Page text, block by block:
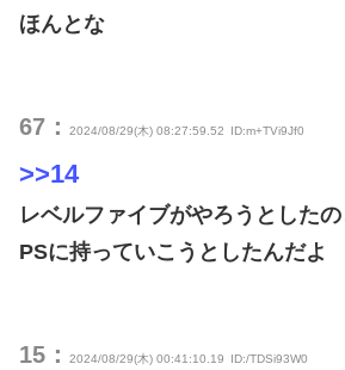
ほんとな
67： 2024/08/29(木) 08:27:59.52 ID:m+TVi9Jf0
>>14
レベルファイブがやろうとした
PSに持っていこうとしたんだよ
15： 2024/08/29(木) 00:41:10.19 ID:/TDSi93W0